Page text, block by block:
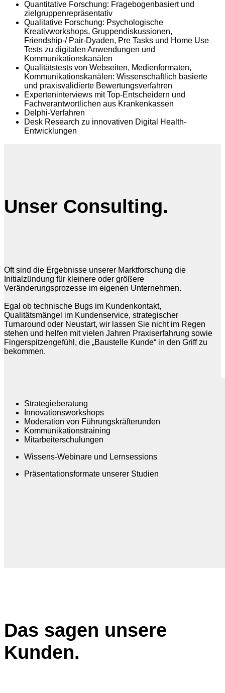
Quantitative Forschung: Fragebogenbasiert und
zielgruppenrepräsentativ
Qualitative Forschung: Psychologische
Kreativworkshops, Gruppendiskussionen,
Friendship-/ Pair-Dyaden, Pre Tasks und Home Use
Tests zu digitalen Anwendungen und
Kommunikationskanälen
Qualitätstests von Webseiten, Medienformaten,
Kommunikationskanälen: Wissenschaftlich basierte
und praxisvalidierte Bewertungsverfahren
Experteninterviews mit Top-Entscheidern und
Fachverantwortlichen aus Krankenkassen
Delphi-Verfahren
Desk Research zu innovativen Digital Health-
Entwicklungen
Unser Consulting.
Oft sind die Ergebnisse unserer Marktforschung die
Initialzündung für kleinere oder größere
Veränderungsprozesse im eigenen Unternehmen.
Egal ob technische Bugs im Kundenkontakt,
Qualitätsmängel im Kundenservice, strategischer
Turnaround oder Neustart, wir lassen Sie nicht im Regen
stehen und helfen mit vielen Jahren Praxiserfahrung sowie
Fingerspitzengefühl, die „Baustelle Kunde“ in den Griff zu
bekommen.
Strategieberatung
Innovationsworkshops
Moderation von Führungskräfterunden
Kommunikationstraining
Mitarbeiterschulungen
Wissens-Webinare und Lernsessions
Präsentationsformate unserer Studien
Das sagen unsere
Kunden.